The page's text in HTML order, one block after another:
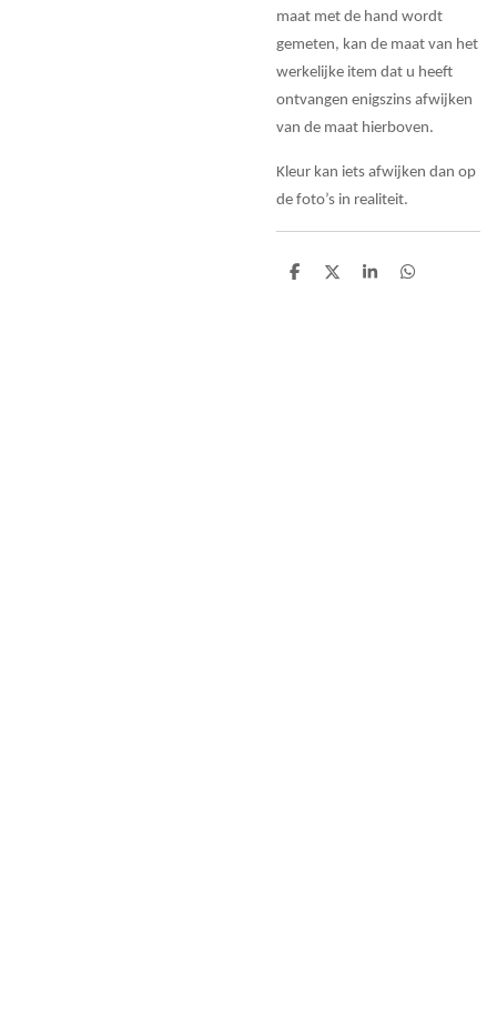
maat met de hand wordt
gemeten, kan de maat van het
werkelijke item dat u heeft
ontvangen enigszins afwijken
van de maat hierboven.
Kleur kan iets afwijken dan op
de foto’s in realiteit.
D
D
S
D